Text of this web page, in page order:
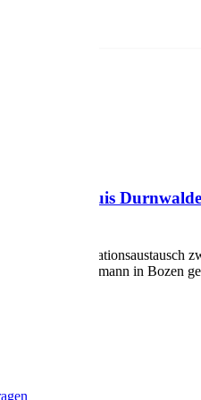
Luis
Zu einem Informationsaustausch
im Palais Widmann in Bozen